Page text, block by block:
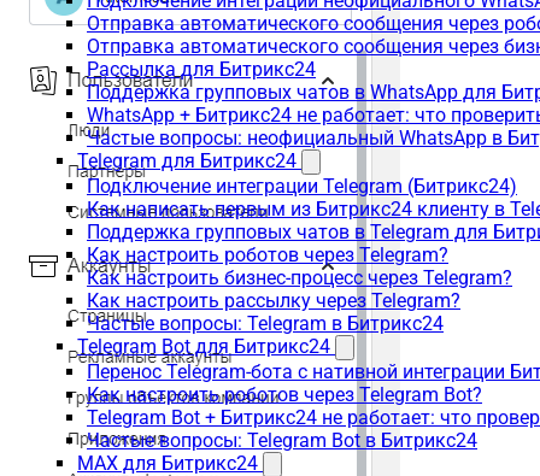
Отправка автоматического сообщения через
Отправка автоматического сообщения через
Рассылка для Битрикс24
Поддержка групповых чатов в WhatsApp для
WhatsApp + Битрикс24 не работает: что
Частые вопросы: неофициальный WhatsApp в
Telegram для Битрикс24
Подключение интеграции Telegram (Битрикс24)
Как написать первым из Битрикс24 клиенту в
Поддержка групповых чатов в Telegram для
Как настроить роботов через Telegram?
Как настроить бизнес-процесс через Telegram?
Как настроить рассылку через Telegram?
Частые вопросы: Telegram в Битрикс24
Telegram Bot для Битрикс24
Перенос Telegram-бота с нативной интеграции
Как настроить роботов через Telegram Bot?
Telegram Bot + Битрикс24 не работает: что
Частые вопросы: Telegram Bot в Битрикс24
MAX для Битрикс24